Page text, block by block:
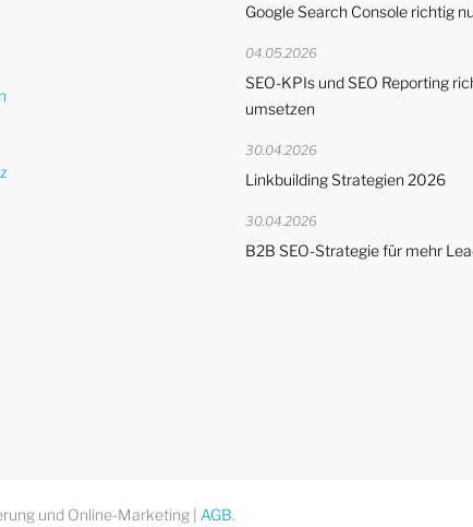
Google Search Console richtig
04.05.2026
SEO-KPIs und SEO Reporting
umsetzen
30.04.2026
Linkbuilding Strategien 2026
30.04.2026
B2B SEO-Strategie für mehr
und Online-Marketing | AGB.